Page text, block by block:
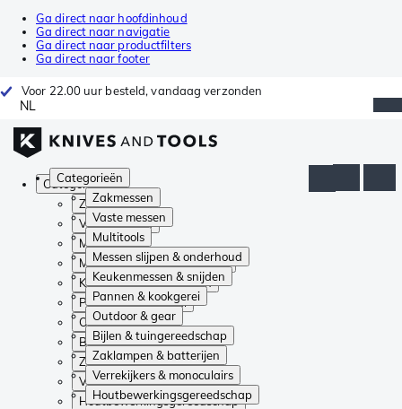
Ga direct naar hoofdinhoud
Ga direct naar navigatie
Ga direct naar productfilters
Ga direct naar footer
Voor 22.00 uur besteld, vandaag verzonden
NL
Categorieën
Zakmessen
Vaste messen
Multitools
Messen slijpen & onderhoud
Keukenmessen & snijden
Pannen & kookgerei
Outdoor & gear
Bijlen & tuingereedschap
Zaklampen & batterijen
Verrekijkers & monoculairs
Houtbewerkingsgereedschap
Categorieën
Zakmessen
Vaste messen
Multitools
Messen slijpen & onderhoud
Keukenmessen & snijden
Pannen & kookgerei
Outdoor & gear
Bijlen & tuingereedschap
Zaklampen & batterijen
Verrekijkers & monoculairs
Houtbewerkingsgereedschap